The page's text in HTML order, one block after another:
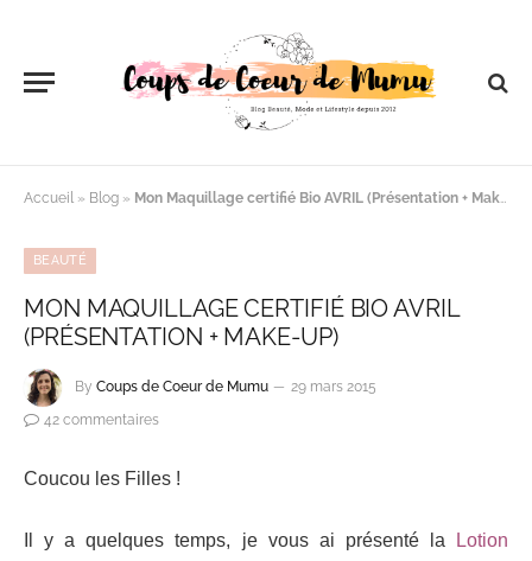
Accueil » Blog » Mon Maquillage certifié Bio AVRIL (Présentation + Make-Up)
BEAUTÉ
MON MAQUILLAGE CERTIFIÉ BIO AVRIL
(PRÉSENTATION + MAKE-UP)
By Coups de Coeur de Mumu
29 mars 2015
42 commentaires
Coucou les Filles !
Il y a quelques temps, je vous ai présenté la
Lotion